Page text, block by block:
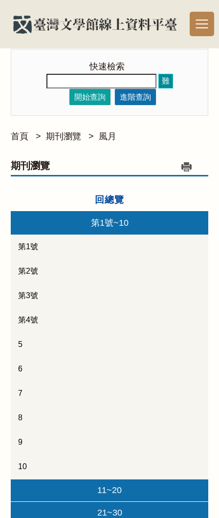
快速檢索
難
開始查詢
進階查詢
首頁 > 期刊瀏覽 > 風月
期刊瀏覽
回總覽
第1號~10
第1號
第2號
第3號
第4號
5
6
7
8
9
10
11~20
21~30